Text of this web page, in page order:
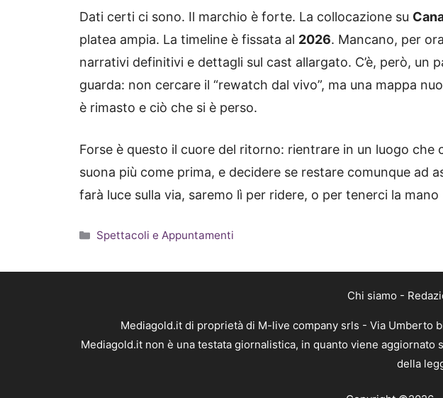
Dati certi ci sono. Il marchio è forte. La collocazione su
platea ampia. La timeline è fissata al 2026. Mancano, per
narrativi definitivi e dettagli sul cast allargato. C’è, però, un
guarda: non cercare il “rewatch dal vivo”, ma una mappa
è rimasto e ciò che si è perso.
Forse è questo il cuore del ritorno: rientrare in un luogo che
suona più come prima, e decidere se restare comunque ad
farà luce sulla via, saremo lì per ridere, o per tenerci la mano
Categorie
Spettacoli e Appuntamenti
Chi siamo -
Mediagold.it di proprietà di M-live company srls - Via Umberto
Mediagold.it non è una testata giornalistica, in quanto viene
della